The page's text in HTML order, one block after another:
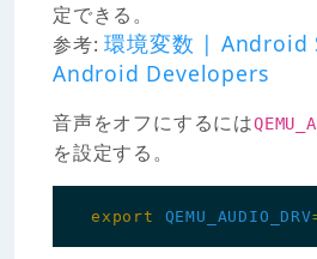
定できる。
参考:環境変数 | Android
Android Developers
音声をオフにするには
を設定する。
export QEMU_AUDIO_DRV